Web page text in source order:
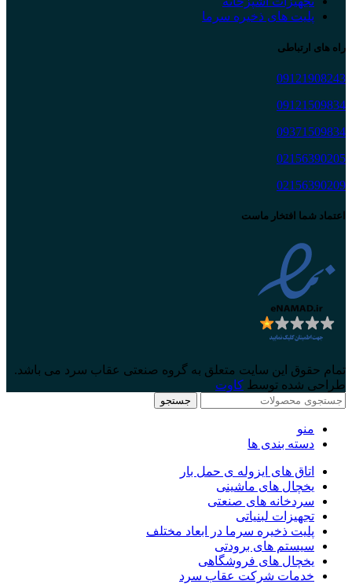
پلیت های ذخیره سرما
راه های ارتباطی
09121908243
09121509834
09371509834
02156390205
02156390209
اعتماد شما افتخار ماست
تمام حقوق این سایت متعلق به گروه صنعتی عقاب سرد می باشد.
طراحی شده توسط کاوت
جستجو
منو
دسته بندی ها
اتاق های ایزوله ی حمل بار
یخچال های ماشینی
سردخانه های صنعتی
تجهیزات لبنیاتی
پلیت ذخیره سرما در ابعاد مختلف
سیستم های برودتی
یخچال های فروشگاهی
خدمات شرکت عقاب سرد